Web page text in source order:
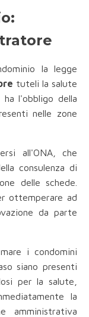
la legge
tuteli la salute
l'obbligo della
nelle zone
all'ONA, che
consulenza di
delle schede.
ottemperare ad
da parte
i condomini
siano presenti
per la salute,
la
amministrativa